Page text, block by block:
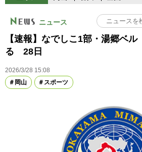
ニュース
【速報】なでしこ1部・湯郷ベ
る 28日
2026/3/28 15:08
岡山
スポーツ